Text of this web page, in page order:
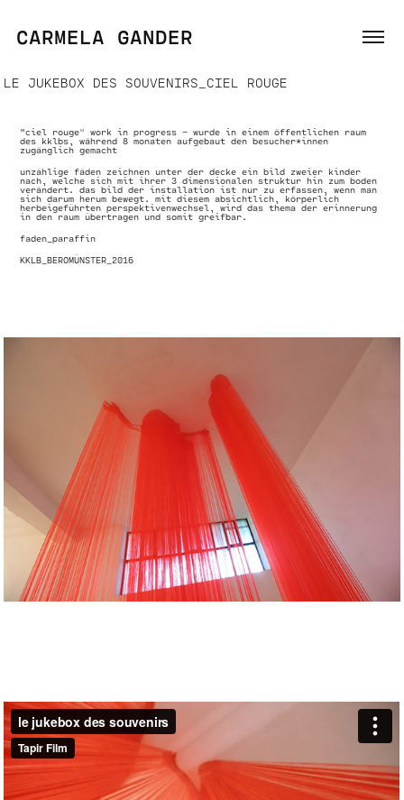
CARMELA GANDER
LE JUKEBOX DES SOUVENIRS_CIEL ROUGE
"ciel rouge"work in progress - wurde in einem öffentlichen raum
des kklbs, während 8 monaten aufgebaut den besucher*innen
zugänglich gemacht
unzählige fäden zeichnen unter der decke ein bild zweier kinder
nach, welche sich mit ihrer 3 dimensionalen struktur hin zum boden
verändert. das bild der installation ist nur zu erfassen, wenn man
sich darum herum bewegt. mit diesem absichtlich, körperlich
herbeigeführten perspektivenwechsel, wird das thema der erinnerung
in den raum übertragen und somit greifbar.
faden_paraffin
KKLB_BEROMÜNSTER_2016